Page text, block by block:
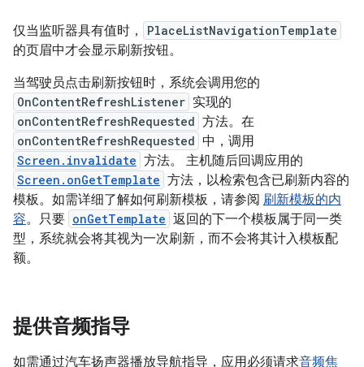
仅当监听器具有值时， PlaceListNavigationTemplate
的页眉中才会显示刷新按钮。
当驾驶员点击刷新按钮时，系统会调用您的
OnContentRefreshListener 实现的
onContentRefreshRequested 方法。在
onContentRefreshRequested 中，调用
Screen.invalidate 方法。 主机随后回调应用的
Screen.onGetTemplate 方法，以检索包含已刷新内容的
模板。如需详细了解如何刷新模板，请参阅 刷新模板的内
容。只要 onGetTemplate 返回的下一个模板属于同一类
型，系统就会将其视为一次刷新，而不会将其计入模板配
额。
提供音频指导
如需通过汽车扬声器播放导航指导，应用必须请求音频焦